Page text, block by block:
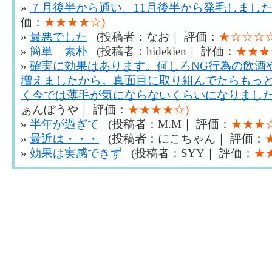
» ７月後半から通い、11月後半から発毛しました
価： ★★★★☆)
» 最悪でした (投稿者：なお｜ 評価：
» 簡単 素朴 (投稿者：hidekien｜ 評価：
» 確実に効果はあります。何しろNG行為の飲酒
増えましたから。真面目に取り組んでたらもっ
く今では薄毛が気にならないくらいになりまし
ぁんぼうや｜ 評価： ★★★★☆)
» 半年が過ぎて (投稿者：M.M｜ 評価：
» 最近は・・・ (投稿者：にこちゃん｜ 評価：
» 効果は実感できず (投稿者：SYY｜ 評価：